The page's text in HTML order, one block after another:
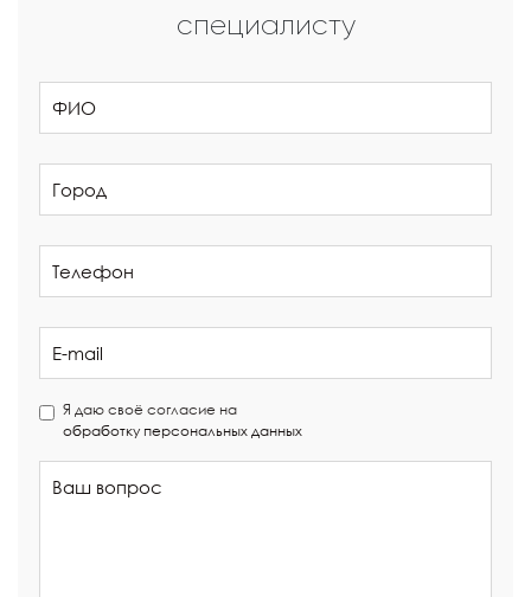
специалисту
Я даю своё согласие на
обработку персональных данных